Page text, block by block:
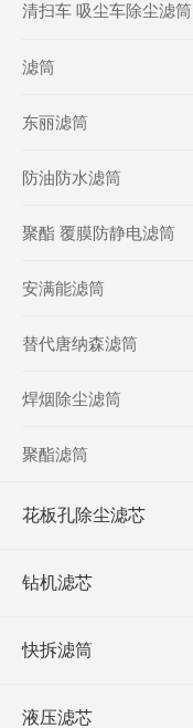
清扫车 吸尘车除尘滤筒
滤筒
东丽滤筒
防油防水滤筒
聚酯 覆膜防静电滤筒
安满能滤筒
替代唐纳森滤筒
焊烟除尘滤筒
聚酯滤筒
花板孔除尘滤芯
钻机滤芯
快拆滤筒
液压滤芯